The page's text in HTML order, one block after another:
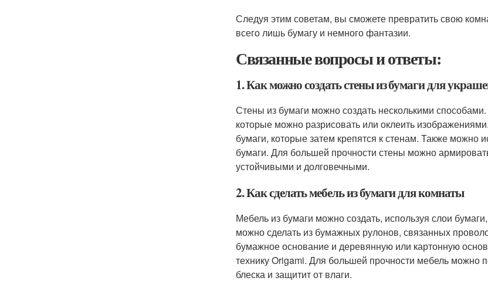
Следуя этим советам, вы сможете превратить свою
всего лишь бумагу и немного фантазии.
Связанные вопросы и ответы:
1. Как можно создать стены из бумаги для
Стены из бумаги можно создать несколькими
которые можно разрисовать или оклеить
бумаги, которые затем крепятся к стенам. Также можно
бумаги. Для большей прочности стены можно
устойчивыми и долговечными.
2. Как сделать мебель из бумаги для комнаты
Мебель из бумаги можно создать, используя слои
можно сделать из бумажных рулонов, связанных
бумажное основание и деревянную или картонную
технику Origami. Для большей прочности мебель можно
блеска и защитит от влаги.